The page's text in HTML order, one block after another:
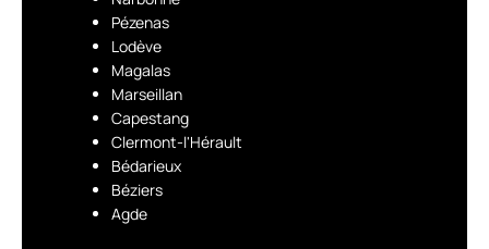
Pézenas
Lodève
Magalas
Marseillan
Capestang
Clermont-l'Hérault
Bédarieux
Béziers
Agde